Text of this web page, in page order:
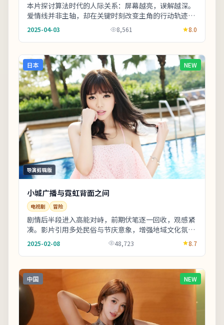
本片探讨算法时代的人际关系：屏幕越亮，误解越深。
爱情线并非主轴，却在关键时刻改变主角的行动轨迹。
适合喜欢细腻叙事与现实质感的观众；若追求纯爽片
2025-04-03 8,561 8.0
日本 NEW
导演剪辑版
小城广播与霓虹背面之间
电视剧 冒险
剧情后半段进入高能对峙，前期伏笔逐一回收，观感紧
凑。影片引用多处民俗与节庆意象，增强地域文化氛
围。若你对东亚都市题材感兴趣，本片的地域符号与文
化...
2025-02-08 48,723 8.7
中国 NEW